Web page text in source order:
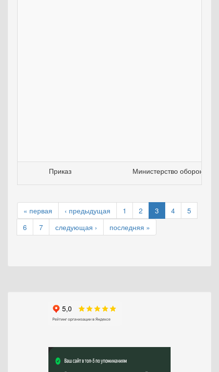
Приказ Министерство обороны
« первая ‹ предыдущая 1 2 3 4
5
6
7 следующая › последняя »